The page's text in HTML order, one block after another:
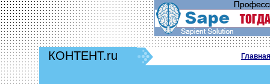
КОНТЕНТ.ru Главная